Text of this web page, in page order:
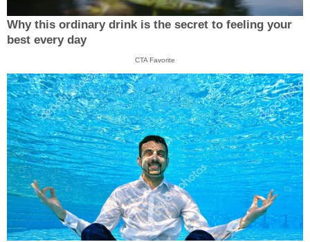
Why this ordinary drink is the secret to feeling your
best every day
CTA Favorite